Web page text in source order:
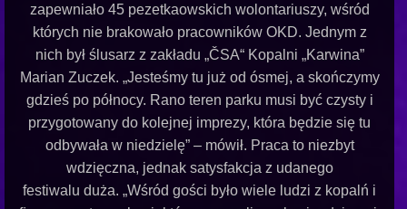
zapewniało 45 pezetkaowskich wolontariuszy, wśród
których nie brakowało pracowników OKD. Jednym z
nich był ślusarz z zakładu „ČSA“ Kopalni „Karwina”
Marian Zuczek. „Jesteśmy tu już od ósmej, a skończymy
gdzieś po północy. Rano teren parku musi być czysty i
przygotowany do kolejnej imprezy, która będzie się tu
odbywała w niedzielę” – mówił. Praca to niezbyt
wdzięczna, jednak satysfakcja z udanego
festiwalu duża. „Wśród gości było wiele ludzi z kopalń i